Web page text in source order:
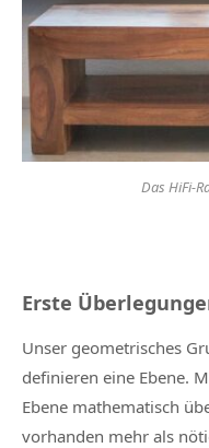
Das HiFi-
Erste
Unser geometrisches
definieren eine Ebene.
Ebene mathematisch
vorhanden mehr als